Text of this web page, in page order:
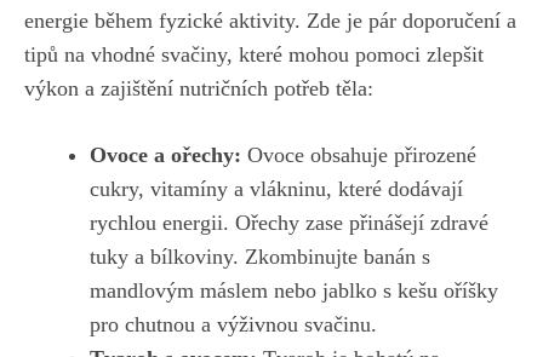
energie během fyzické aktivity. Zde je pár doporučení a
tipů na vhodné svačiny, které mohou pomoci zlepšit
výkon a zajištění nutričních potřeb těla:
Ovoce a ořechy: Ovoce obsahuje přirozené
cukry, vitamíny a vlákninu, které dodávají
rychlou energii. Ořechy zase přinášejí zdravé
tuky a bílkoviny. Zkombinujte banán s
mandlovým máslem nebo jablko s kešu oříšky
pro chutnou a výživnou svačinu.